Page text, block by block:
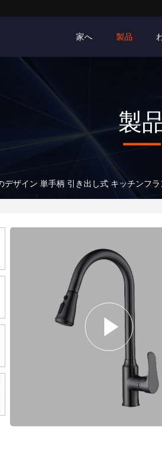
家へ 製品
製
デザイン 単手柄 引き出し式 キッチンフ